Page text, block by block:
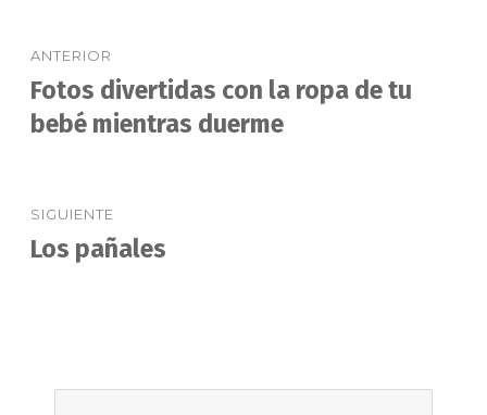
de
entradas
ANTERIOR
Entrada
anterior:
Fotos divertidas con la ropa de tu
bebé mientras duerme
SIGUIENTE
Entrada
Los pañales